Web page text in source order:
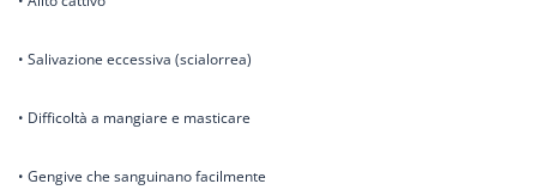
• Salivazione eccessiva (scialorrea)
• Difficoltà a mangiare e masticare
• Gengive che sanguinano facilmente